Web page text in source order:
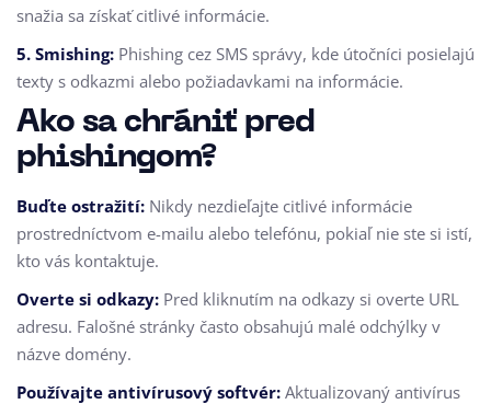
snažia sa získať citlivé informácie.
5. Smishing: Phishing cez SMS správy, kde útočníci posielajú
texty s odkazmi alebo požiadavkami na informácie.
Ako sa chrániť pred
phishingom?
Buďte ostražití: Nikdy nezdieľajte citlivé informácie
prostredníctvom e-mailu alebo telefónu, pokiaľ nie ste si istí,
kto vás kontaktuje.
Overte si odkazy: Pred kliknutím na odkazy si overte URL
adresu. Falošné stránky často obsahujú malé odchýlky v
názve domény.
Používajte antivírusový softvér: Aktualizovaný antivírus